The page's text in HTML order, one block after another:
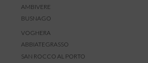
AMBIVERE
BUSNAGO
VOGHERA
ABBIATEGRASSO
SAN ROCCO AL PORTO